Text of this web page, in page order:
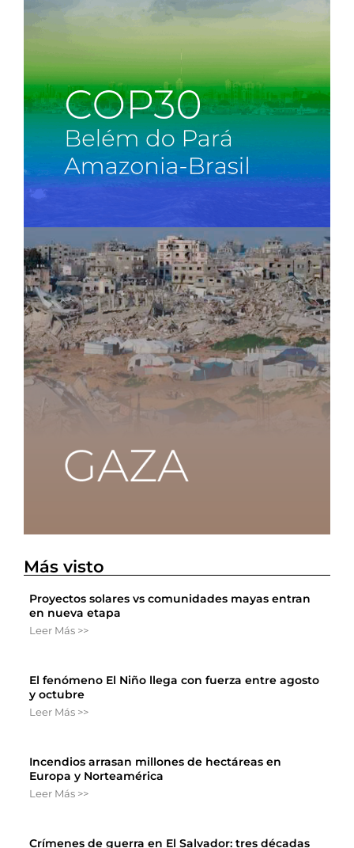
Más visto
Proyectos solares vs comunidades mayas entran
en nueva etapa
Leer Más >>
El fenómeno El Niño llega con fuerza entre agosto
y octubre
Leer Más >>
Incendios arrasan millones de hectáreas en
Europa y Norteamérica
Leer Más >>
Crímenes de guerra en El Salvador: tres décadas